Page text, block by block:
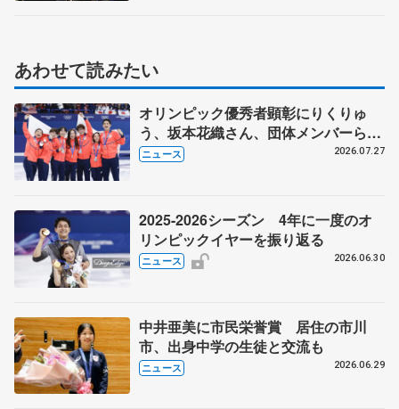
あわせて読みたい
オリンピック優秀者顕彰にりくりゅ
う、坂本花織さん、団体メンバーら
8月7日に文科省が表彰式、ブルーノ・
ニュース 2026.07.27
2025-2026シーズン 4年に一度のオ
リンピックイヤーを振り返る
ニュース 2026.06.30
中井亜美に市民栄誉賞 居住の市川
市、出身中学の生徒と交流も
ニュース 2026.06.29